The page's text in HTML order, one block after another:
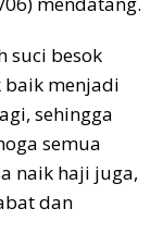
suci besok
baik menjadi
sehingga
semua
naik haji juga,
dan